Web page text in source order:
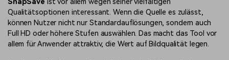
SnapSave ist vor allem wegen seiner vielfältigen
Qualitätsoptionen interessant. Wenn die Quelle es zulässt,
können Nutzer nicht nur Standardauflösungen, sondern auch
Full HD oder höhere Stufen auswählen. Das macht das Tool vor
allem für Anwender attraktiv, die Wert auf Bildqualität legen.